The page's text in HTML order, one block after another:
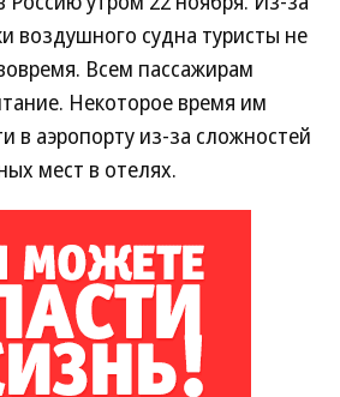
воздушного судна туристы не
Всем пассажирам
Некоторое время им
в аэропорту из-за сложностей
мест в отелях.